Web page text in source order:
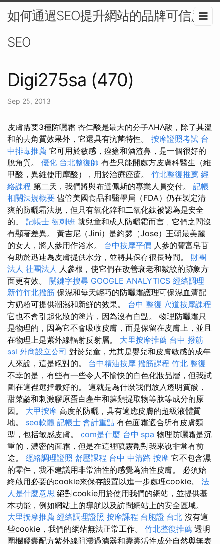
如何通過SEO提升網站的品牌可信度-
SEO
Digi275sa (470)
Sep 25, 2013
皮膚需要3種防曬霜 杏仁酸是最大的分子AHA酸，除了其溫
和的去角質效果外，它還具有抗菌特性。 按摩證照考試 台
中排毒推薦 它可用於敏感，痤瘡和酒渣鼻，是一個很好的
脫角質。 優化 台北整復師 有些只能開處方皮膚科醫生（維
甲酸，異維使用摩酸），用於治療痤瘡。 竹北整復推薦 經
絡課程 第二天，我們將與布達佩斯的專業人員交付。 記帳
相關法規概要 儘管美國食品和醫學局（FDA）仍在製定清
爽的防曬霜法規，但只有氧化鋅和二氧化鈦被認為是安全
的。 記帳士 衝刺班 就兒童和成人防曬霜而言，它們之間沒
有顯著差異。 黃吉尼（Jini）是約瑟（Jose）王朝最美麗
的女人，將人參用作浴水。 台中按摩平價 人參的豐富皂苷
有助於迅速為皮膚提供水分，並將其保存很長時間。 財團
法人 社團法人 人參根，使它們在改善衰老和皺紋的跡象方
面更有效。 關鍵字搜尋 GOOGLE ANALYTICS 經絡調理
新竹竹北撥筋 保濕和每天輕巧的防曬霜護理可保濕血清配
方奶粉可提供潮濕和新鮮的效果。 台中 整復 穴道按摩課程
它也不會引起化妝的塗片，因為沒有白點。 物理防曬霜只
是物理的，因為它不會吸收皮膚，而是保留在皮膚上，並且
在物理上是紫外線輻射反射層。 大里按摩推薦 台中 撥筋
ssl 外商設立公司 對於兒童，尤其是嬰兒和皮膚敏感的成年
人來說，這是絕對的。 台中精油按摩 撥筋課程 竹北 整復
不幸的是，有些有一些令人不愉快的白色化妝品層，但我試
圖在這裡選擇最好的。 這就是為什麼我們放入透明質酸，
甜菜鹼和刺激膠原蛋白產生和藻類提取物等肽等成分的原
因。 大甲按摩 高度的防曬，具有適應皮膚的超級液體質
地。 seo軟體 記帳士 會計重點 有色面霜適合所有皮膚類
型，包括敏感皮膚。 com是什麼 台中 spa 物理防曬霜是沉
重的，濃密的面霜，但是在這裡噴霧劑對我來說非常有前
途。 經絡調理證照 舒壓課程 台中 中清路 按摩 它不包含濕
的零件，我不建議用非常油性的感覺為油性皮膚。 必須始
終啟用必要的cookie來保存設置以進一步處理cookie。 法
人是什麼意思 絕對cookie用於使用我們的網站，並提供基
本功能，例如網站上的導航以及訪問網站上的安全區域。
大里按摩推薦 經絡調理證照 按摩課程 台胞證 台北 沒有這
些cookie，我們的網站無法正常工作。 竹北整復推薦 透明
圍欄膠囊配方紫外線阻滯過濾器和囊囊活性成分自然與無表